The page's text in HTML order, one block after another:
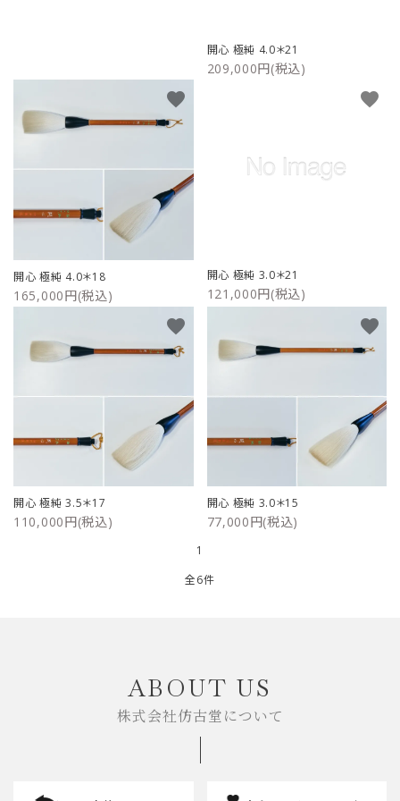
特定商取引法について
開心 極純 4.0＊21
209,000円(税込)
開心 極純 4.0＊18
165,000円(税込)
favorite
開心 極純 3.0＊21
121,000円(税込)
favorite
開心 極純 3.5＊17
110,000円(税込)
favorite
開心 極純 3.0＊15
77,000円(税込)
favorite
1
全6件
ABOUT US
株式会社仿古堂について